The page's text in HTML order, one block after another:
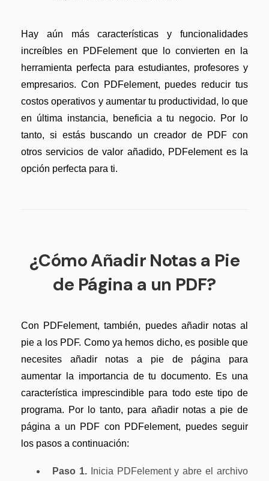
Hay aún más características y funcionalidades
increíbles en PDFelement que lo convierten en la
herramienta perfecta para estudiantes, profesores y
empresarios. Con PDFelement, puedes reducir tus
costos operativos y aumentar tu productividad, lo que
en última instancia, beneficia a tu negocio. Por lo
tanto, si estás buscando un creador de PDF con
otros servicios de valor añadido, PDFelement es la
opción perfecta para ti.
¿Cómo Añadir Notas a Pie
de Página a un PDF?
Con PDFelement, también, puedes añadir notas al
pie a los PDF. Como ya hemos dicho, es posible que
necesites añadir notas a pie de página para
aumentar la importancia de tu documento. Es una
característica imprescindible para todo este tipo de
programa. Por lo tanto, para añadir notas a pie de
página a un PDF con PDFelement, puedes seguir
los pasos a continuación:
Paso 1.Inicia PDFelement y abre el archivo